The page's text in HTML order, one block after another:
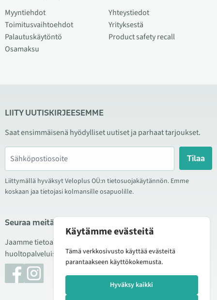
Myyntiehdot
Toimitusvaihtoehdot
Palautuskäytöntö
Osamaksu
Yhteystiedot
Yrityksestä
Product safety recall
LIITY UUTISKIRJEESEMME
Saat ensimmäisenä hyödylliset uutiset ja parhaat tarjoukset.
Tilaa
Liittymällä hyväksyt Veloplus OÜ:n tietosuojakäytännön. Emme
koskaan jaa tietojasi kolmansille osapuolille.
Seuraa meitä sosiaalisessa mediassa
Jaamme tietoa hyvistä tarjouksista, uusista tuotteista ja
huoltopalveluista. Joskus julkaisemme myös tuote-esittelyjä.
Käytämme evästeitä
Tämä verkkosivusto käyttää evästeitä
parantaakseen käyttökokemusta.
Hyväksy kaikki